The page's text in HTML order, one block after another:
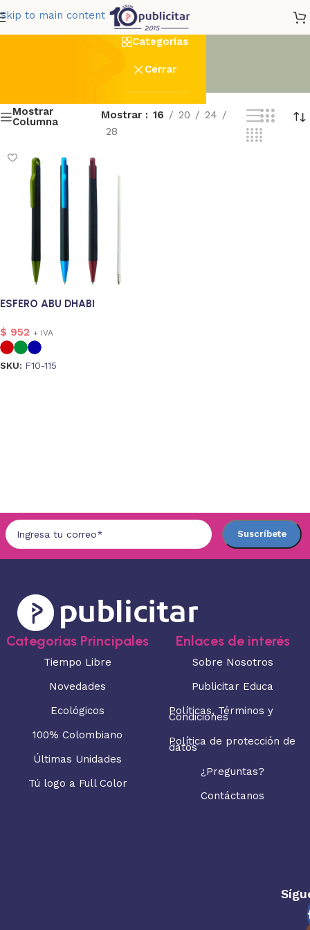
Skip to main content abu
Categorías
Cerrar
Mostrar
Columna
Mostrar 16 20
24
28
ESFERO ABU DHABI
$ 952 + IVA
SKU: F10-115
Categorias Principales
Tiempo Libre
Novedades
Ecológicos
100% Colombiano
Últimas Unidades
Tú logo a Full Color
Enlaces de interés
Sobre Nosotros
Publicitar Educa
Políticas, Términos y
Condiciones
Política de protección de
datos
¿Preguntas?
Contáctanos